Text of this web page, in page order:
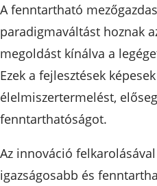
A fenntartható
paradigmaváltást hoznak
megoldást kínálva a
Ezek a fejlesztések
élelmiszertermelést,
fenntarthatóságot.
Az innováció
igazságosabb és